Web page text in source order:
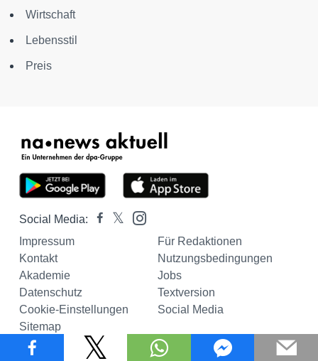
Wirtschaft
Lebensstil
Preis
Social Media:
Impressum
Für Redaktionen
Kontakt
Nutzungsbedingungen
Akademie
Jobs
Datenschutz
Textversion
Cookie-Einstellungen
Social Media
Sitemap